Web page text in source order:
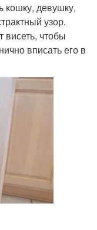
кошку, девушку,
узор.
висеть, чтобы
вписать его в